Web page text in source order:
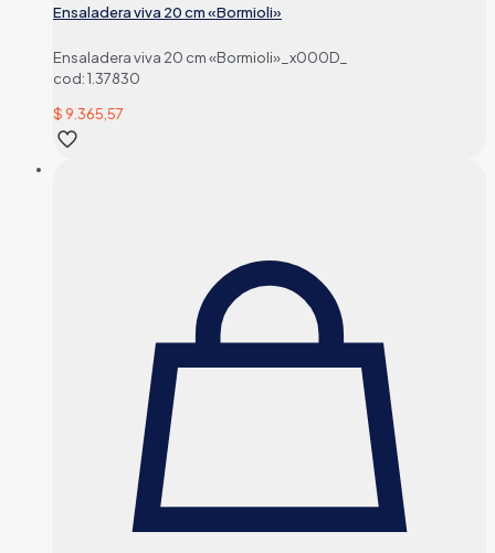
Ensaladera viva 20 cm «Bormioli»
Ensaladera viva 20 cm «Bormioli»_x000D_
cod: 1.37830
$ 9.365,57